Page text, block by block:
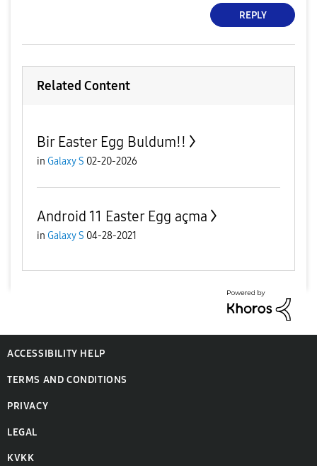
REPLY
Related Content
Bir Easter Egg Buldum!!
in Galaxy S 02-20-2026
Android 11 Easter Egg açma
in Galaxy S 04-28-2021
ACCESSIBILITY HELP
TERMS AND CONDITIONS
PRIVACY
LEGAL
KVKK